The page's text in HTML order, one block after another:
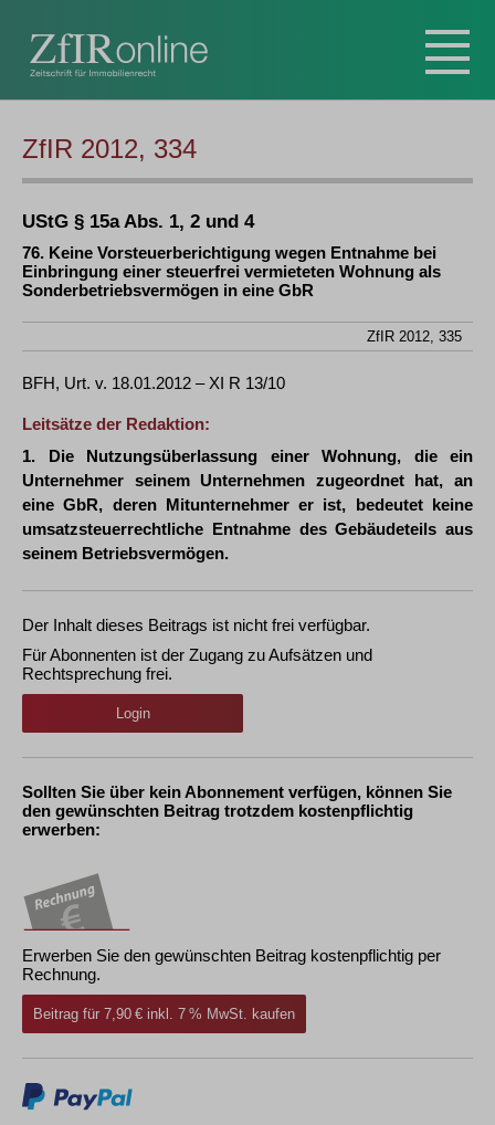
ZfIR 2012, 334
UStG § 15a Abs. 1, 2 und 4
76. Keine Vorsteuerberichtigung wegen Entnahme bei
Einbringung einer steuerfrei vermieteten Wohnung als
Sonderbetriebsvermögen in eine GbR
ZfIR 2012, 335
BFH, Urt. v. 18.01.2012 – XI R 13/10
Leitsätze der Redaktion:
1. Die Nutzungsüberlassung einer Wohnung, die ein
Unternehmer seinem Unternehmen zugeordnet hat, an
eine GbR, deren Mitunternehmer er ist, bedeutet keine
umsatzsteuerrechtliche Entnahme des Gebäudeteils aus
seinem Betriebsvermögen.
Der Inhalt dieses Beitrags ist nicht frei verfügbar.
Für Abonnenten ist der Zugang zu Aufsätzen und
Rechtsprechung frei.
Login
Sollten Sie über kein Abonnement verfügen, können Sie
den gewünschten Beitrag trotzdem kostenpflichtig
erwerben:
Erwerben Sie den gewünschten Beitrag kostenpflichtig per
Rechnung.
Beitrag für 7,90 € inkl. 7 % MwSt. kaufen